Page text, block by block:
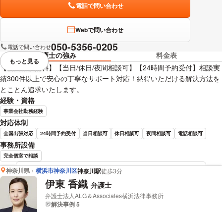
電話で問い合わせ
Webで問い合わせ
電話で問い合わせ050-5356-0205
弁護士の強み
料金表
【初回相談無料】【当日/休日/夜間相談可】【24時間予約受付】相談実
績300件以上で安心の丁寧なサポート対応！納得いただける解決方法を
とことん追求いたします。
経験・資格
事業会社勤務経験
対応体制
全国出張対応 24時間予約受付 当日相談可 休日相談可 夜間相談可 電話相談可
事務所設備
完全個室で相談
杉澤 到 弁護士の詳細情報を見る
視覚的に省略されている要素を
もっと見る
神奈川県 横浜市神奈川区神奈川駅徒歩3分
伊東 香織 弁護士
弁護士法人ALG＆Associates横浜法律事務所
解決事例 5